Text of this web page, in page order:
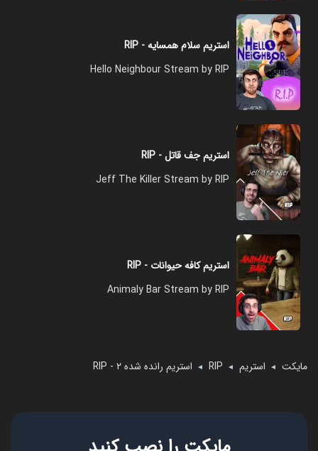
استریم سلام همسایه - RIP
Hello Neighbour Stream by RIP
استریم جف قاتل - RIP
Jeff The Killer Stream by RIP
استریم کافه حیوانات - RIP
Animaly Bar Stream by RIP
مایکت ◄ استریم ◄
RIP
◄ استریم رانده شده ۲ - RIP